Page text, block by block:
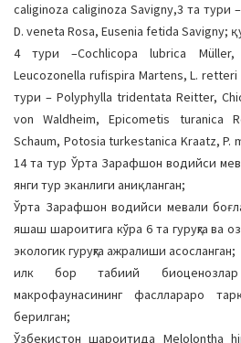
caliginoza caliginoza Savigny,3 та тури
D. veneta Rosa, Eusenia fetida Savigny;
4 тури –Cochlicopa lubrica Müller,
Leucozonella rufispira Martens, L. retteri
тури – Polyphylla tridentata Reitter,
von Waldheim, Epicometis turanica
Schaum, Potosia turkestanica Kraatz, P.
14 та тур Ўрта Зарафшон водийси
янги тур эканлиги аниқланган;
Ўрта Зарафшон водийси мевали
яшаш шароитига кўра 6 та гуруҳга ва
экологик гуруҳга ажралиши асосланган;
илк бор табиий
макрофаунасининг фасллараро
берилган;
Ўзбекистон шароитида Melolontha